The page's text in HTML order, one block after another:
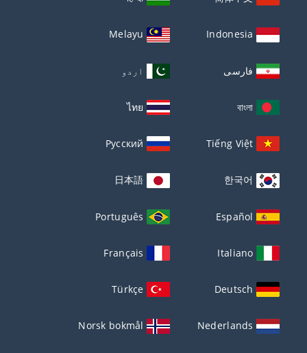
Indonesia
Melayu
فارسی اردو
বাংলা
ไทย
Tiếng Việt
Русский
한국어
日本語
Español
Português
Italiano
Français
Deutsch
Türkçe
Nederlands
Norsk bokmål